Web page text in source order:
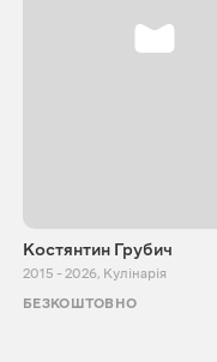
Костянтин Грубич
2015 - 2026, Кулінарія
БЕЗКОШТОВНО